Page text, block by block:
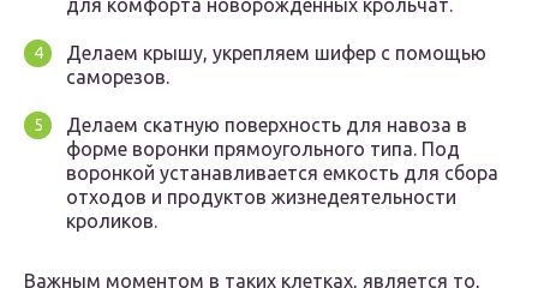
для комфорта новорожденных крольчат.
Делаем крышу, укрепляем шифер с помощью
саморезов.
Делаем скатную поверхность для навоза в
форме воронки прямоугольного типа. Под
воронкой устанавливается емкость для сбора
отходов и продуктов жизнедеятельности
кроликов.
Важным моментом в таких клетках, является то,